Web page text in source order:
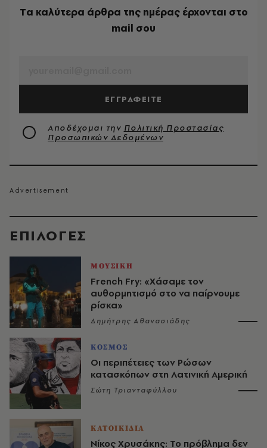
EΠΙΛΟΓΈΣ
ΜΟΥΣΙΚΗ
French Fry: «Χάσαμε τον
αυθορμητισμό στο να παίρνουμε
ρίσκα»
Δημήτρης Αθανασιάδης
ΚΟΣΜΟΣ
Οι περιπέτειες των Ρώσων
κατασκόπων στη Λατινική Αμερική
Σώτη Τριανταφύλλου
ΚΑΤΟΙΚΙΔΙΑ
Νίκος Χρυσάκης: Το πρόβλημα δεν
Tα καλύτερα άρθρα της ημέρας έρχονται στο
mail σου
ΕΓΓΡΑΦΕΙΤΕ
Αποδέχομαι την Πολιτική Προστασίας
Προσωπικών Δεδομένων